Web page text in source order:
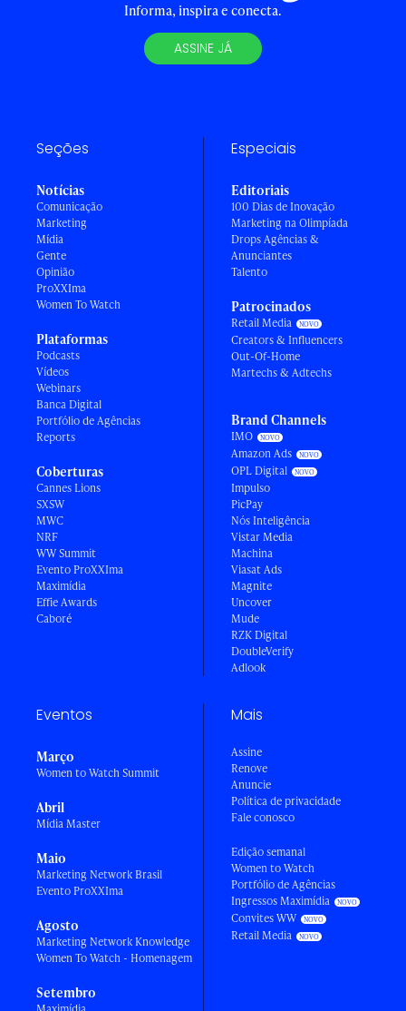
Informa, inspira e conecta.
ASSINE JÁ
Seções
Notícias
Comunicação
Marketing
Mídia
Gente
Opinião
ProXXIma
Women To Watch
Plataformas
Podcasts
Vídeos
Webinars
Banca Digital
Portfólio de Agências
Reports
Coberturas
Cannes Lions
SXSW
MWC
NRF
WW Summit
Evento ProXXIma
Maximídia
Effie Awards
Caboré
Especiais
Editoriais
100 Dias de Inovação
Marketing na Olimpíada
Drops Agências &
Anunciantes
Talento
Patrocinados
Retail Media
Creators & Influencers
Out-Of-Home
Martechs & Adtechs
Brand Channels
IMO
Amazon Ads
OPL Digital
Impulso
PicPay
Nós Inteligência
Vistar Media
Machina
Viasat Ads
Magnite
Uncover
Mude
RZK Digital
DoubleVerify
Adlook
Eventos
Março
Women to Watch Summit
Abril
Mídia Master
Maio
Marketing Network Brasil
Evento ProXXIma
Agosto
Marketing Network Knowledge
Women To Watch - Homenagem
Setembro
Mais
Assine
Renove
Anuncie
Política de privacidade
Fale conosco
Edição semanal
Women to Watch
Portfólio de Agências
Ingressos Maximídia
Convites WW
Retail Media